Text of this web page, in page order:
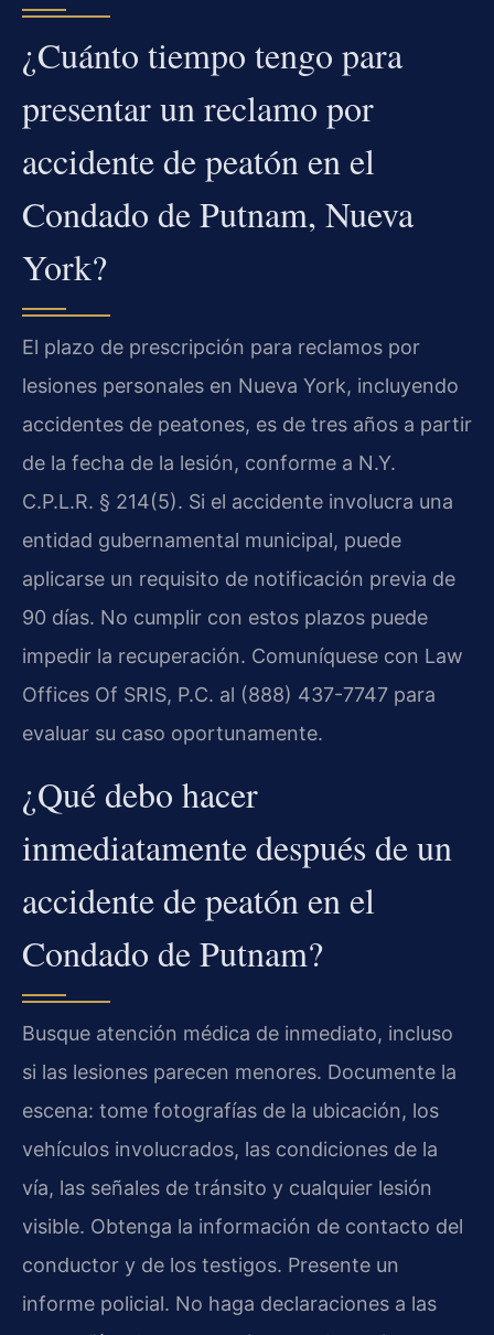
¿Cuánto tiempo tengo para
presentar un reclamo por
accidente de peatón en el
Condado de Putnam, Nueva
York?
El plazo de prescripción para reclamos por
lesiones personales en Nueva York, incluyendo
accidentes de peatones, es de tres años a partir
de la fecha de la lesión, conforme a N.Y.
C.P.L.R. § 214(5). Si el accidente involucra una
entidad gubernamental municipal, puede
aplicarse un requisito de notificación previa de
90 días. No cumplir con estos plazos puede
impedir la recuperación. Comuníquese con Law
Offices Of SRIS, P.C. al (888) 437-7747 para
evaluar su caso oportunamente.
¿Qué debo hacer
inmediatamente después de un
accidente de peatón en el
Condado de Putnam?
Busque atención médica de inmediato, incluso
si las lesiones parecen menores. Documente la
escena: tome fotografías de la ubicación, los
vehículos involucrados, las condiciones de la
vía, las señales de tránsito y cualquier lesión
visible. Obtenga la información de contacto del
conductor y de los testigos. Presente un
informe policial. No haga declaraciones a las